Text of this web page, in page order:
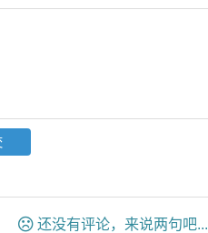
还没有评论，来说两句吧...